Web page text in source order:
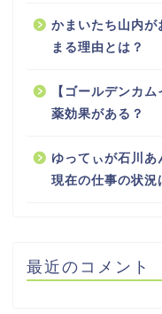
かまいたち山内が
まる理由とは？
【ゴールデンカ
薬効果がある？
ゆってぃが石川あ
現在の仕事の状況
最近のコメント